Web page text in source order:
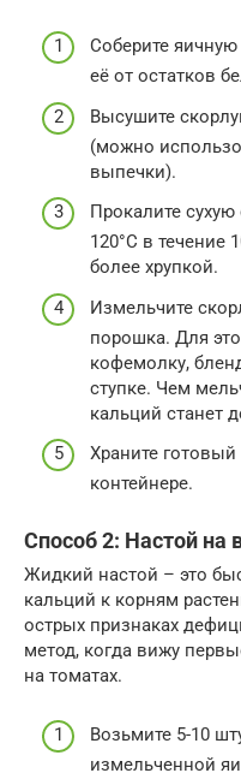
Соберите
её от остатков
Высушите
(можно
выпечки).
Прокалите сухую
120°C в течение
более хрупкой.
Измельчите
порошка. Для
кофемолку,
ступке. Чем
кальций станет
Храните
контейнере.
Способ 2: Настой на
Жидкий настой – это
кальций к корням
острых признаках
метод, когда вижу
на томатах.
Возьмите 5-10
измельченной